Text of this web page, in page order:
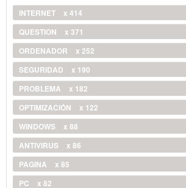
INTERNET
x 414
QUESTION
x 371
ORDENADOR
x 252
SEGURIDAD
x 190
PROBLEMA
x 182
OPTIMIZACIÓN
x 122
WINDOWS
x 88
ANTIVIRUS
x 86
PAGINA
x 85
PC
x 82